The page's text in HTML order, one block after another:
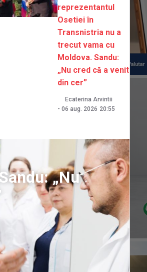
reprezentantul
Osetiei în
Transnistria nu a
trecut vama cu
Moldova. Sandu:
„Nu cred că a venit
din cer”
Ecaterina Arvintii
- 06 aug. 2026 20:55
„Nu